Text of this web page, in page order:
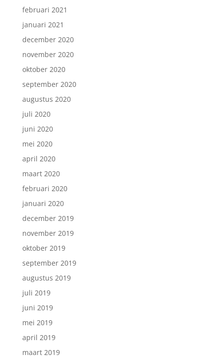
februari 2021
januari 2021
december 2020
november 2020
oktober 2020
september 2020
augustus 2020
juli 2020
juni 2020
mei 2020
april 2020
maart 2020
februari 2020
januari 2020
december 2019
november 2019
oktober 2019
september 2019
augustus 2019
juli 2019
juni 2019
mei 2019
april 2019
maart 2019